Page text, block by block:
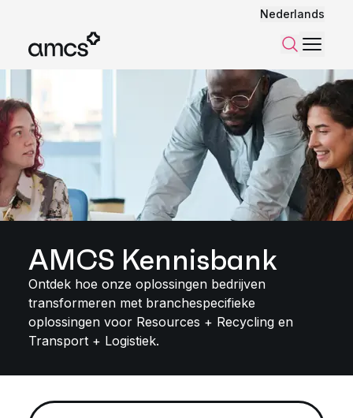
Nederlands
ZoekenMenu
AMCS Kennisbank
Ontdek hoe onze oplossingen bedrijven
transformeren met branchespecifieke
oplossingen voor Resources + Recycling en
Transport + Logistiek.